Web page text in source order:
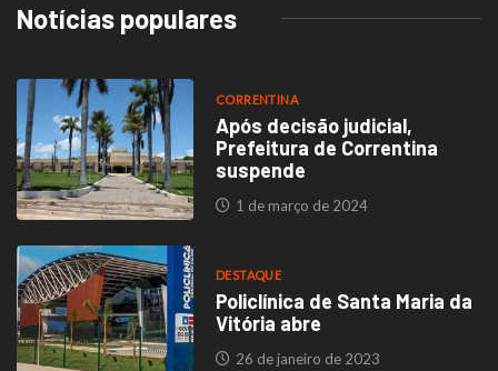
Notícias populares
CORRENTINA
Após decisão judicial,
Prefeitura de Correntina
suspende
1 de março de 2024
DESTAQUE
Policlínica de Santa Maria da
Vitória abre
26 de janeiro de 2023